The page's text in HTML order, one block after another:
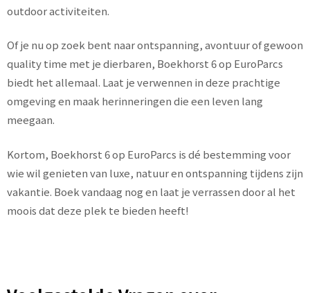
outdoor activiteiten.
Of je nu op zoek bent naar ontspanning, avontuur of gewoon
quality time met je dierbaren, Boekhorst 6 op EuroParcs
biedt het allemaal. Laat je verwennen in deze prachtige
omgeving en maak herinneringen die een leven lang
meegaan.
Kortom, Boekhorst 6 op EuroParcs is dé bestemming voor
wie wil genieten van luxe, natuur en ontspanning tijdens zijn
vakantie. Boek vandaag nog en laat je verrassen door al het
moois dat deze plek te bieden heeft!